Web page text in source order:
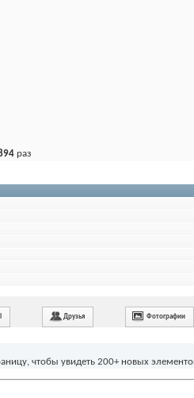
раз
Друзья Фотографии
чтобы увидеть 200+ новых